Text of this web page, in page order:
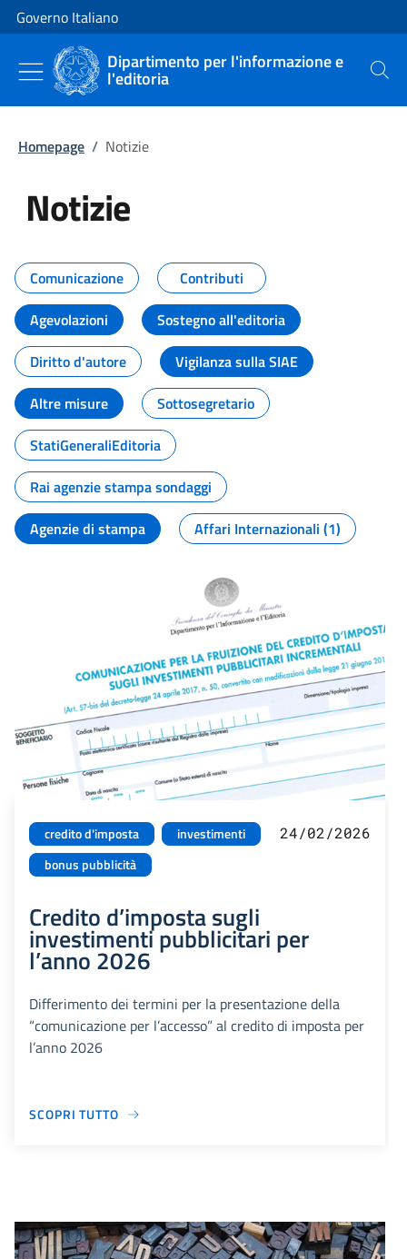
Vai al contenuto
Vai alla navigazione del sito
Governo Italiano
Dipartimento per l'informazione e
l'editoria Cerca
Homepage / Notizie
Notizie
Tutti i contenuti della pagina
Comunicazione
Contributi
Agevolazioni
Sostegno all'editoria
Diritto d'autore
Vigilanza sulla SIAE
Altre misure
Sottosegretario
StatiGeneraliEditoria
Rai agenzie stampa sondaggi
Agenzie di stampa
Affari Internazionali (1)
credito d'imposta
investimenti
bonus pubblicità
24/02/2026
Credito d’imposta sugli
investimenti pubblicitari per
l’anno 2026
Differimento dei termini per la presentazione della
“comunicazione per l’accesso” al credito di imposta per
l’anno 2026
SCOPRI TUTTO